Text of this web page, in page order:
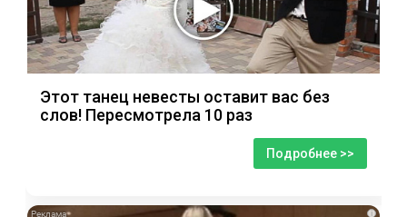
Этот танец невесты оставит вас без
слов! Пересмотрела 10 раз
Подробнее >>
i